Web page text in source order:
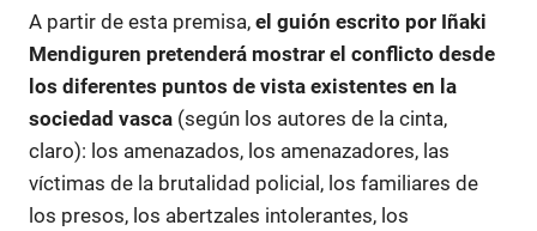
A partir de esta premisa, el guión escrito por Iñaki
Mendiguren pretenderá mostrar el conflicto desde
los diferentes puntos de vista existentes en la
sociedad vasca (según los autores de la cinta,
claro): los amenazados, los amenazadores, las
víctimas de la brutalidad policial, los familiares de
los presos, los abertzales intolerantes, los